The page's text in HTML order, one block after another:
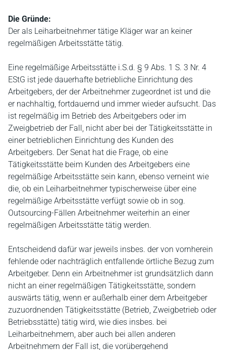
Die Gründe:
Der als Leiharbeitnehmer tätige Kläger war an keiner
regelmäßigen Arbeitsstätte tätig.
Eine regelmäßige Arbeitsstätte i.S.d. § 9 Abs. 1 S. 3 Nr. 4
EStG ist jede dauerhafte betriebliche Einrichtung des
Arbeitgebers, der der Arbeitnehmer zugeordnet ist und die
er nachhaltig, fortdauernd und immer wieder aufsucht. Das
ist regelmäßig im Betrieb des Arbeitgebers oder im
Zweigbetrieb der Fall, nicht aber bei der Tätigkeitsstätte in
einer betrieblichen Einrichtung des Kunden des
Arbeitgebers. Der Senat hat die Frage, ob eine
Tätigkeitsstätte beim Kunden des Arbeitgebers eine
regelmäßige Arbeitsstätte sein kann, ebenso verneint wie
die, ob ein Leiharbeitnehmer typischerweise über eine
regelmäßige Arbeitsstätte verfügt sowie ob in sog.
Outsourcing-Fällen Arbeitnehmer weiterhin an einer
regelmäßigen Arbeitsstätte tätig werden.
Entscheidend dafür war jeweils insbes. der von vornherein
fehlende oder nachträglich entfallende örtliche Bezug zum
Arbeitgeber. Denn ein Arbeitnehmer ist grundsätzlich dann
nicht an einer regelmäßigen Tätigkeitsstätte, sondern
auswärts tätig, wenn er außerhalb einer dem Arbeitgeber
zuzuordnenden Tätigkeitsstätte (Betrieb, Zweigbetrieb oder
Betriebsstätte) tätig wird, wie dies insbes. bei
Leiharbeitnehmern, aber auch bei allen anderen
Arbeitnehmern der Fall ist, die vorübergehend